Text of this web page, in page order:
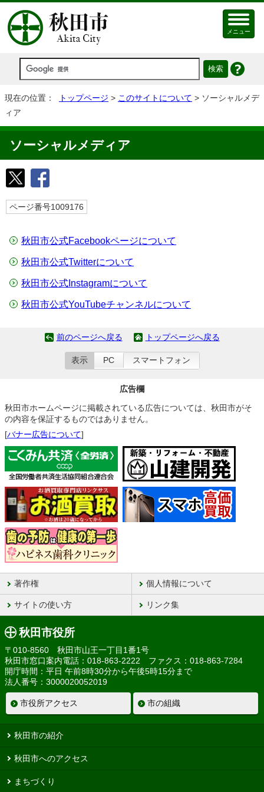
メニュー
現在の位置： トップページ > このサイトについて > ソーシャルメデ
ィア
ソーシャルメディア
ページ番号1009176
秋田市公式Facebookページについて
秋田市公式Twitterについて
秋田市公式Instagramについて
秋田市公式YouTubeチャンネルについて
前のページへ戻る トップページへ戻る
表示 PC スマートフォン
広告欄
秋田市ホームページに掲載されている広告については、秋田市がそ
の内容を保証するものではありません。
[バナー広告について]
著作権 個人情報について
サイトの使い方 リンク集
秋田市役所
〒010-8560 秋田市山王一丁目1番1号
秋田市窓口案内電話：018-863-2222 ファクス：018-863-7284
開庁時間：平日 午前8時30分から午後5時15分まで
法人番号：3000020052019
市役所アクセス 市の組織
秋田市の紹介
秋田市へのアクセス
まちづくり